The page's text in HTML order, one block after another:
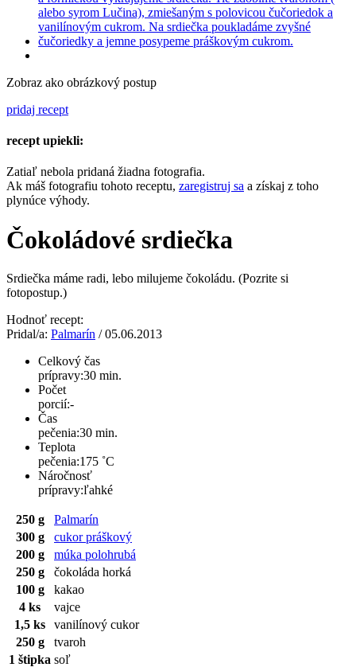
Zobraz ako obrázkový postup
pridaj recept
recept upiekli:
Zatiaľ nebola pridaná žiadna fotografia.
Ak máš fotografiu tohoto receptu, zaregistruj sa a získaj z toho
plynúce výhody.
Čokoládové srdiečka
Srdiečka máme radi, lebo milujeme čokoládu. (Pozrite si
fotopostup.)
Hodnoť recept:
Pridal/a: Palmarín / 05.06.2013
Celkový čas
prípravy:30 min.
Počet
porcií:-
Čas
pečenia:30 min.
Teplota
pečenia:175 ˚C
Náročnosť
prípravy:ľahké
250 g
Palmarín
300 g
cukor práškový
200 g
múka polohrubá
250 g
čokoláda horká
100 g
kakao
4 ks
vajce
1,5 ks
vanilínový cukor
250 g
tvaroh
1 štipka soľ